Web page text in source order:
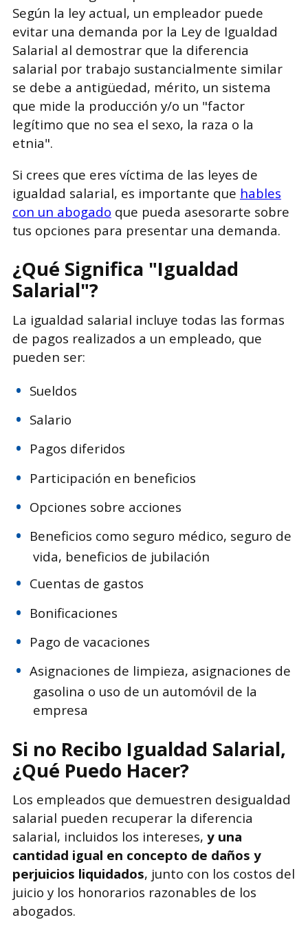
Según la ley actual, un empleador puede
evitar una demanda por la Ley de Igualdad
Salarial al demostrar que la diferencia
salarial por trabajo sustancialmente similar
se debe a antigüedad, mérito, un sistema
que mide la producción y/o un "factor
legítimo que no sea el sexo, la raza o la
etnia".
Si crees que eres víctima de las leyes de
igualdad salarial, es importante que hables
con un abogado que pueda asesorarte sobre
tus opciones para presentar una demanda.
¿Qué Significa "Igualdad
Salarial"?
La igualdad salarial incluye todas las formas
de pagos realizados a un empleado, que
pueden ser:
Sueldos
Salario
Pagos diferidos
Participación en beneficios
Opciones sobre acciones
Beneficios como seguro médico, seguro de
vida, beneficios de jubilación
Cuentas de gastos
Bonificaciones
Pago de vacaciones
Asignaciones de limpieza, asignaciones de
gasolina o uso de un automóvil de la
empresa
Si no Recibo Igualdad Salarial,
¿Qué Puedo Hacer?
Los empleados que demuestren desigualdad
salarial pueden recuperar la diferencia
salarial, incluidos los intereses, y una
cantidad igual en concepto de daños y
perjuicios liquidados, junto con los costos del
juicio y los honorarios razonables de los
abogados.